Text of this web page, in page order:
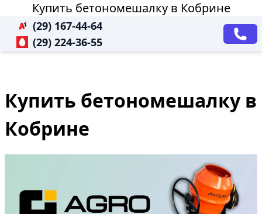
Купить бетономешалку в Кобрине
(29) 167-44-64
(29) 224-36-55
Купить бетономешалку в
Кобрине